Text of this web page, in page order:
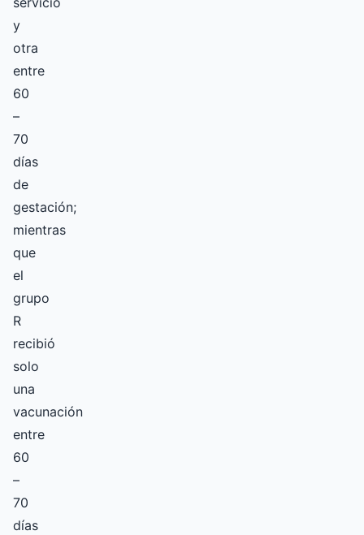
y
otra
entre
60
–
70
días
de
gestación;
mientras
que
el
grupo
R
recibió
solo
una
vacunación
entre
60
–
70
días